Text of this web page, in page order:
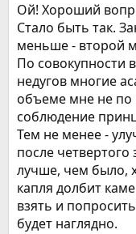
Ой! Хороший
Стало быть так.
меньше - второй
По совокупности
недугов многие
объеме мне не по
соблюдение
Тем не менее -
после четвертого
лучше, чем было,
капля долбит
взять и
будет наглядно.